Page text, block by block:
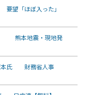
望「ほぼ入った」
」 熊本地震・現地発
本氏 財務省人事